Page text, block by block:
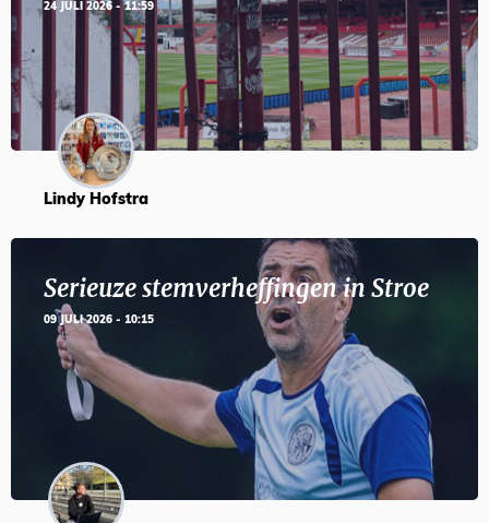
24 JULI 2026 - 11:59
Lindy Hofstra
Serieuze stemverheffingen in Stroe
09 JULI 2026 - 10:15